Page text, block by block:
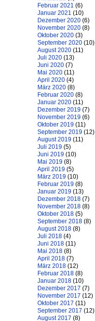
Februar 2021 (6)
Januar 2021 (10)
Dezember 2020 (6)
November 2020 (8)
Oktober 2020 (3)
September 2020 (10)
August 2020 (11)
Juli 2020 (13)
Juni 2020 (7)
Mai 2020 (11)
April 2020 (4)
März 2020 (8)
Februar 2020 (8)
Januar 2020 (11)
Dezember 2019 (7)
November 2019 (6)
Oktober 2019 (11)
September 2019 (12)
August 2019 (11)
Juli 2019 (5)
Juni 2019 (10)
Mai 2019 (8)
April 2019 (5)
März 2019 (10)
Februar 2019 (8)
Januar 2019 (13)
Dezember 2018 (7)
November 2018 (8)
Oktober 2018 (5)
September 2018 (8)
August 2018 (8)
Juli 2018 (4)
Juni 2018 (11)
Mai 2018 (8)
April 2018 (7)
März 2018 (12)
Februar 2018 (8)
Januar 2018 (10)
Dezember 2017 (7)
November 2017 (12)
Oktober 2017 (11)
September 2017 (12)
August 2017 (8)